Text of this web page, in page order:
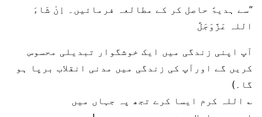
”سے ہدیۃََ حاصل کر کے مطالعہ فرمائیں۔ اِنْ شَاءَ
اللہ عَزَّوَجَلَّ
آپ اپنی زندگی میں ایک خوشگوار تبدیلی محسوس
کریں گے اورآپ کی زندگی میں مدنی انقلاب برپا ہو
گا۔)
؎ اللہ کرم ایسا کرے تجھ پہ جہاں میں